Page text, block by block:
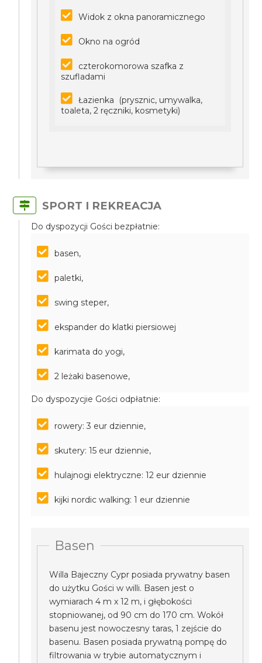
Widok z okna panoramicznego
Okno na ogród
czterokomorowa szafka z
szufladami
Łazienka (prysznic, umywalka,
toaleta, 2 ręczniki, kosmetyki)
SPORT I REKREACJA
Do dyspozycji Gości bezpłatnie:
basen,
paletki,
swing steper,
ekspander do klatki piersiowej
karimata do yogi,
2 leżaki basenowe,
Do dyspozycjie Gości odpłatnie:
rowery: 3 eur dziennie,
skutery: 15 eur dziennie,
hulajnogi elektryczne: 12 eur dziennie
kijki nordic walking: 1 eur dziennie
Basen
Willa Bajeczny Cypr posiada prywatny basen
do użytku Gości w willi. Basen jest o
wymiarach 4 m x 12 m, i głębokości
stopniowanej, od 90 cm do 170 cm. Wokół
basenu jest nowoczesny taras, 1 zejście do
basenu. Basen posiada prywatną pompę do
filtrowania w trybie automatycznym i